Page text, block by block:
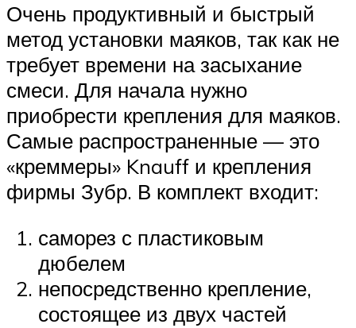
Очень продуктивный и быстрый
метод установки маяков, так как не
требует времени на засыхание
смеси. Для начала нужно
приобрести крепления для маяков.
Самые распространенные — это
«креммеры» Knauff и крепления
фирмы Зубр. В комплект входит:
саморез с пластиковым
дюбелем
непосредственно крепление,
состоящее из двух частей